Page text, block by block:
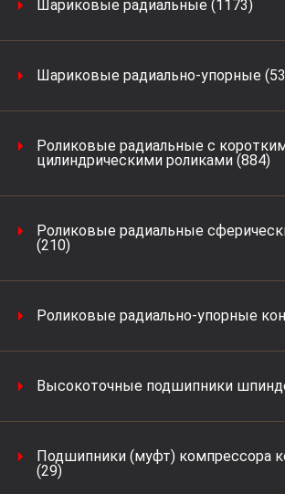
Шариковые радиальные (1173)
Шариковые радиально-упорные
Роликовые радиальные с
цилиндрическими роликами (884)
Роликовые радиальные
(210)
Роликовые радиально-упорные
Высокоточные подшипники
Подшипники (муфт) компрессора
(29)